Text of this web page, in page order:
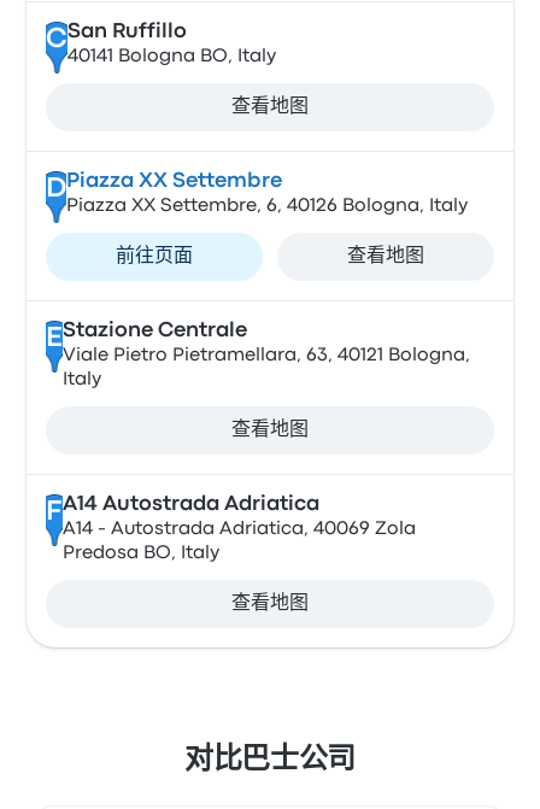
CSan Ruffillo
40141 Bologna BO, Italy
查看地图
DPiazza XX Settembre
Piazza XX Settembre, 6, 40126 Bologna, Italy
前往页面 查看地图
EStazione Centrale
Viale Pietro Pietramellara, 63, 40121 Bologna,
Italy
查看地图
FA14 Autostrada Adriatica
A14 - Autostrada Adriatica, 40069 Zola
Predosa BO, Italy
查看地图
对比巴士公司